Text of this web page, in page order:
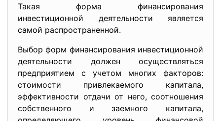
Такая форма финансирования
инвестиционной деятельности является
самой распространенной.
Выбор форм финансирования инвестиционной
деятельности должен осуществляться
предприятием с учетом многих факторов:
стоимости привлекаемого капитала,
эффективности отдачи от него, соотношения
собственного и заемного капитала,